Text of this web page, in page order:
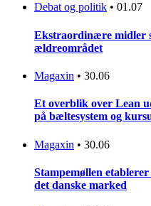
Debat og politik • 01.07
Ekstraordinære midler
ældreområdet
Magaxin • 30.06
Et overblik over Lean
på bæltesystem og
Magaxin • 30.06
Stampemøllen
det danske marked